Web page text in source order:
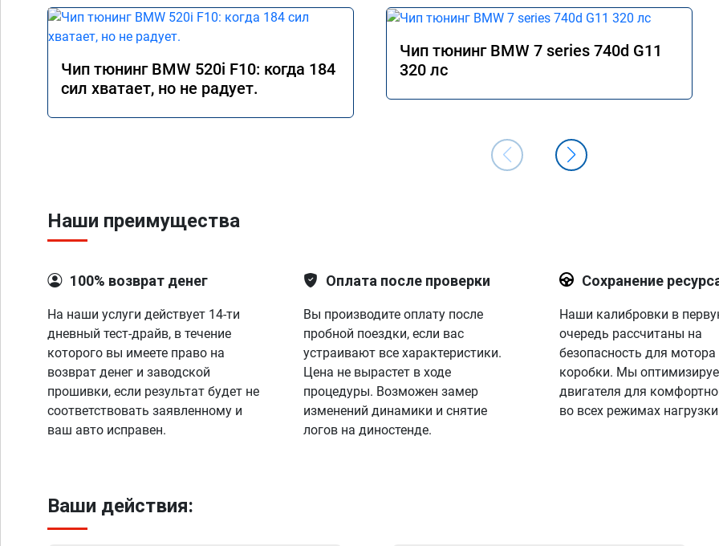
Чип тюнинг BMW 520i F10: когда 184
сил хватает, но не радует.
Чип тюнинг BMW 7 series 740d G11
320 лс
Наши преимущества
100% возврат денег
На наши услуги действует 14-ти
дневный тест-драйв, в течение
которого вы имеете право на
возврат денег и заводской
прошивки, если результат будет не
соответствовать заявленному и
ваш авто исправен.
Оплата после проверки
Вы производите оплату после
пробной поездки, если вас
устраивают все характеристики.
Цена не вырастет в ходе
процедуры. Возможен замер
изменений динамики и снятие
логов на диностенде.
Сохранение
Наши калибровки в
очередь рассчитаны на
безопасность для мотора
коробки. Мы
двигателя для
во всех режимах
Ваши действия: